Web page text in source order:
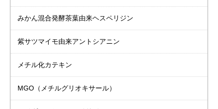
みかん混合発酵茶葉由来ヘスペリジン
紫サツマイモ由来アントシアニン
メチル化カテキン
MGO（メチルグリオキサール）